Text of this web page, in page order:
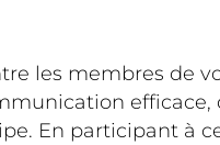
les membres de
efficace,
En participant à